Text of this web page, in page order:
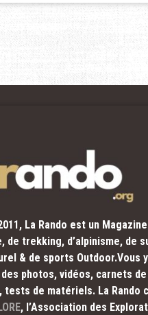
La Rando est un
de trekking, d’alpinisme, de
& de sports Outdoor.Vous y
photos, vidéos, carnets
tests de matériels. La Rando
, l’Association des